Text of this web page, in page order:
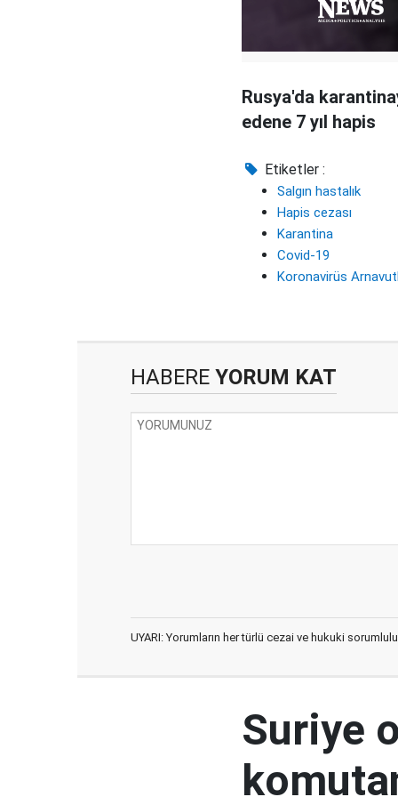
Rusya'da
edene 7 yıl hapis
Etiketler :
Salgın hastalık
Hapis cezası
Karantina
Covid-19
Koronavirüs
HABERE YORUM KAT
UYARI: Yorumların her türlü cezai ve hukuki
Suriye